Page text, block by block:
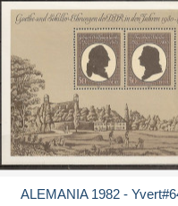
ALEMANIA 1982 -